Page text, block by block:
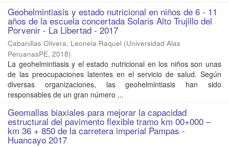
Geohelmintiasis y estado nutricional en niños de 6 - 11
años de la escuela concertada Solaris Alto Trujillo del
Porvenir - La Libertad - 2017
Cabanillas Olivera, Leonela Raquel (Universidad Alas
PeruanasPE, 2018)
La geohelmintiasis y el estado nutricional en los niños son unas
de las preocupaciones latentes en el servicio de salud. Según
diversas organizaciones, las geohelmintiasis han sido
responsables de un gran número ...
Geomallas biaxiales para mejorar la capacidad
estructural del pavimento flexible tramo km 00+000 –
km 36 + 850 de la carretera imperial Pampas -
Huancayo 2017